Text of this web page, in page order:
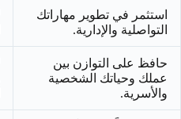
استثمر في تطوير مهاراتك
التواصلية والإدارية.
حافظ على التوازن بين
عملك وحياتك الشخصية
والأسرية.